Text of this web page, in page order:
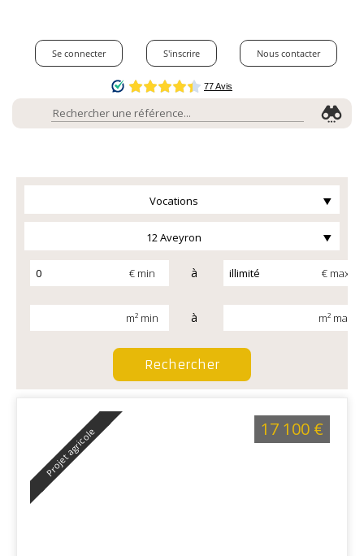
Se connecter S'inscrire Nous contacter
Vocations
12 Aveyron
€ min à € max
m² min à m² max
Projet agricole 17 100 €